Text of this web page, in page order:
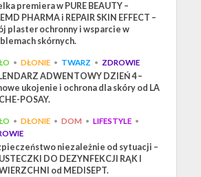
premiera w PURE BEAUTY –
PHARMA i REPAIR SKIN EFFECT –
plaster ochronny i wsparcie w
skórnych.
• DŁONIE • TWARZ • ZDROWIE
ADWENTOWY DZIEŃ 4 –
ukojenie i ochrona dla skóry od LA
POSAY.
• DŁONIE • DOM • LIFESTYLE •
niezależnie od sytuacji –
DO DEZYNFEKCJI RĄK I
od MEDISEPT.